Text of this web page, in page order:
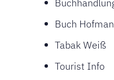
Buch
Tabak Weiß
Tourist Info